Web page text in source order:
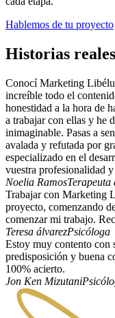
Hablemos de tu proyecto
Historias
Conocí Marketing
increíble todo el
honestidad a la hora de
a trabajar con ellas y he
inimaginable. Pasas a
avalada y refutada por
especializado en el
vuestra profesionalidad y
Noelia RamosTerapeuta
Trabajar con Marketing
proyecto, comenzando
comenzar mi trabajo.
Teresa álvarezPsicóloga
Estoy muy contento con
predisposición y buena
100% acierto.
Jon Ken Mizutani